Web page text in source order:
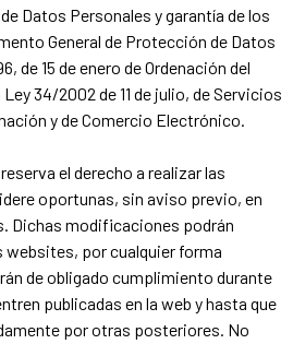
Datos Personales y garantía de los
General de Protección de Datos
de 15 de enero de Ordenación del
34/2002 de 11 de julio, de Servicios
y de Comercio Electrónico.
el derecho a realizar las
oportunas, sin aviso previo, en
Dichas modificaciones podrán
websites, por cualquier forma
de obligado cumplimiento durante
publicadas en la web y hasta que
por otras posteriores. No